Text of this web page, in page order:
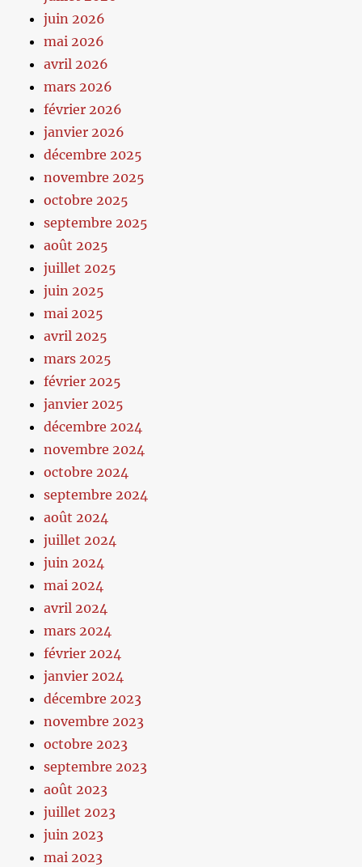
juin 2026
mai 2026
avril 2026
mars 2026
février 2026
janvier 2026
décembre 2025
novembre 2025
octobre 2025
septembre 2025
août 2025
juillet 2025
juin 2025
mai 2025
avril 2025
mars 2025
février 2025
janvier 2025
décembre 2024
novembre 2024
octobre 2024
septembre 2024
août 2024
juillet 2024
juin 2024
mai 2024
avril 2024
mars 2024
février 2024
janvier 2024
décembre 2023
novembre 2023
octobre 2023
septembre 2023
août 2023
juillet 2023
juin 2023
mai 2023